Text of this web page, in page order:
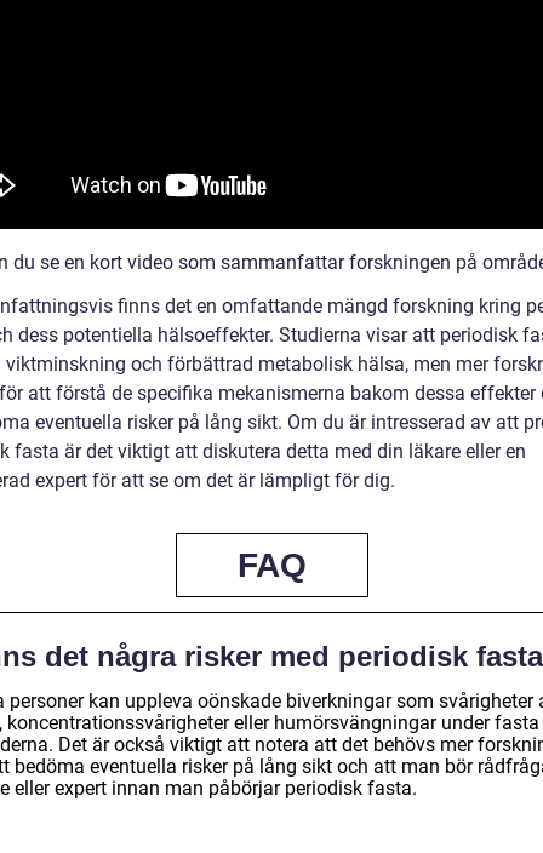
du se en kort video som sammanfattar forskningen på
finns det en omfattande mängd forskning kring
dess potentiella hälsoeffekter. Studierna visar att periodisk
och förbättrad metabolisk hälsa, men mer
att förstå de specifika mekanismerna bakom dessa effekter
eventuella risker på lång sikt. Om du är intresserad av att
fasta är det viktigt att diskutera detta med din läkare eller en
expert för att se om det är lämpligt för dig.
FAQ
det några risker med periodisk
personer kan uppleva oönskade biverkningar som svårigheter
koncentrationssvårigheter eller humörsvängningar under fasta
Det är också viktigt att notera att det behövs mer
bedöma eventuella risker på lång sikt och att man bör
eller expert innan man påbörjar periodisk fasta.